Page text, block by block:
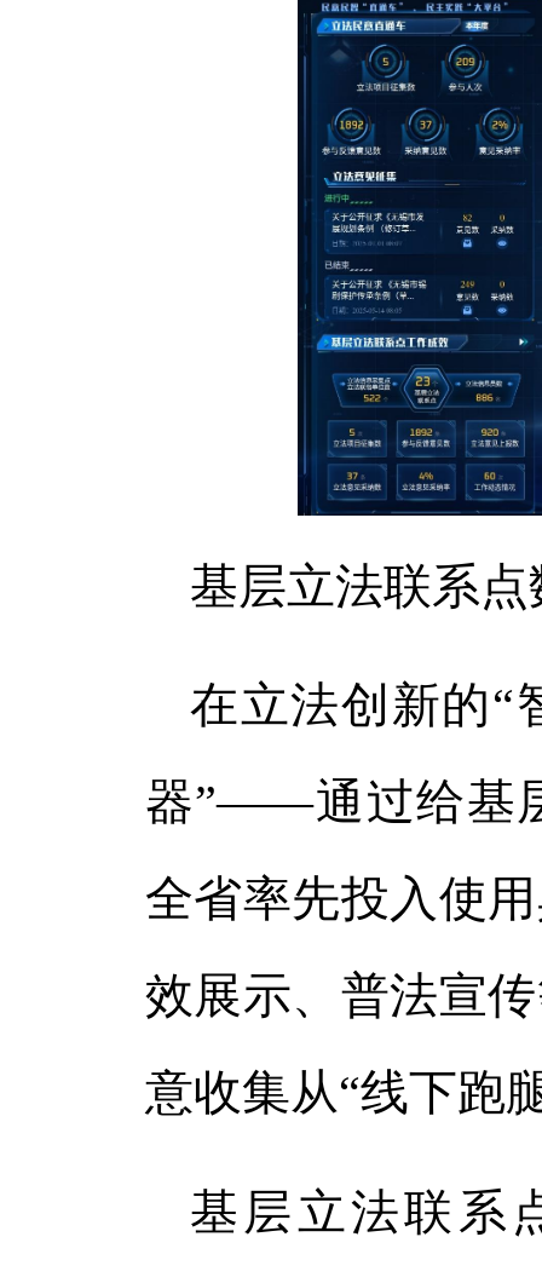
基层立法联系
在立法创新的“
器”——通过给基
全省率先投入使
效展示、普法宣
意收集从“线下跑
基层立法联系